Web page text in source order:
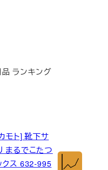
品 ランキング
モト] 靴下サ
まるでこたつ
クス 632-995